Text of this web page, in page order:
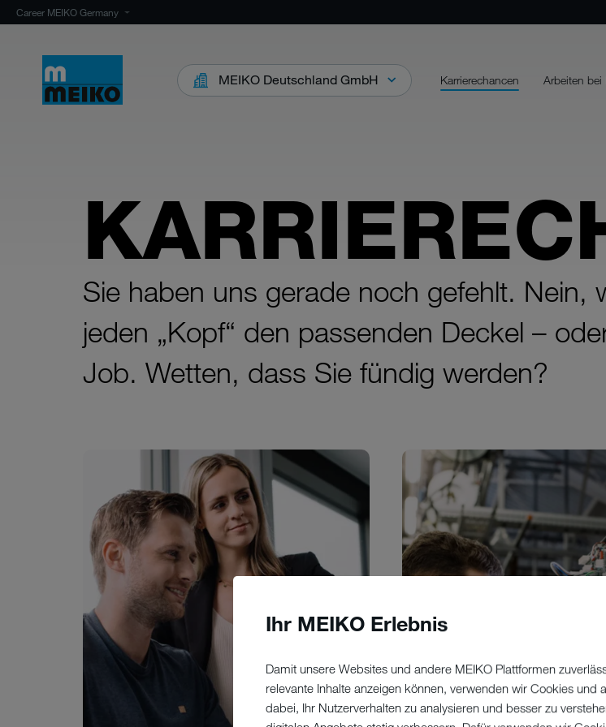
Ihr MEIKO Erlebnis
Damit unsere Websites und andere MEIKO Plattformen
relevante Inhalte anzeigen können, verwenden wir Cookies und
dabei, Ihr Nutzerverhalten zu analysieren und besser zu
Career MEIKO Germany
MEIKO Deutschland GmbH Karrierechancen Arbeiten bei
Sie haben uns gerade noch gefehlt. Nein,
jeden „Kopf“ den passenden Deckel –
Job. Wetten, dass Sie fündig werden?